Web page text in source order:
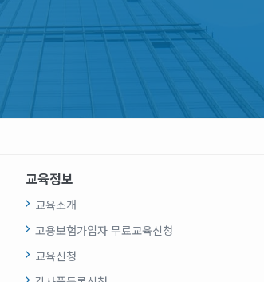
교육정보
교육소개
고용보험가입자 무료교육신청
교육신청